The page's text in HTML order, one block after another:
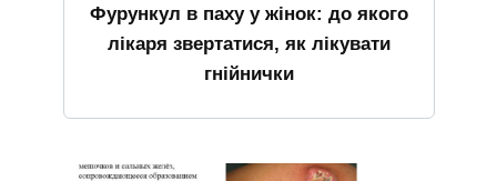
Фурункул в паху у жінок: до якого
лікаря звертатися, як лікувати
гнійнички